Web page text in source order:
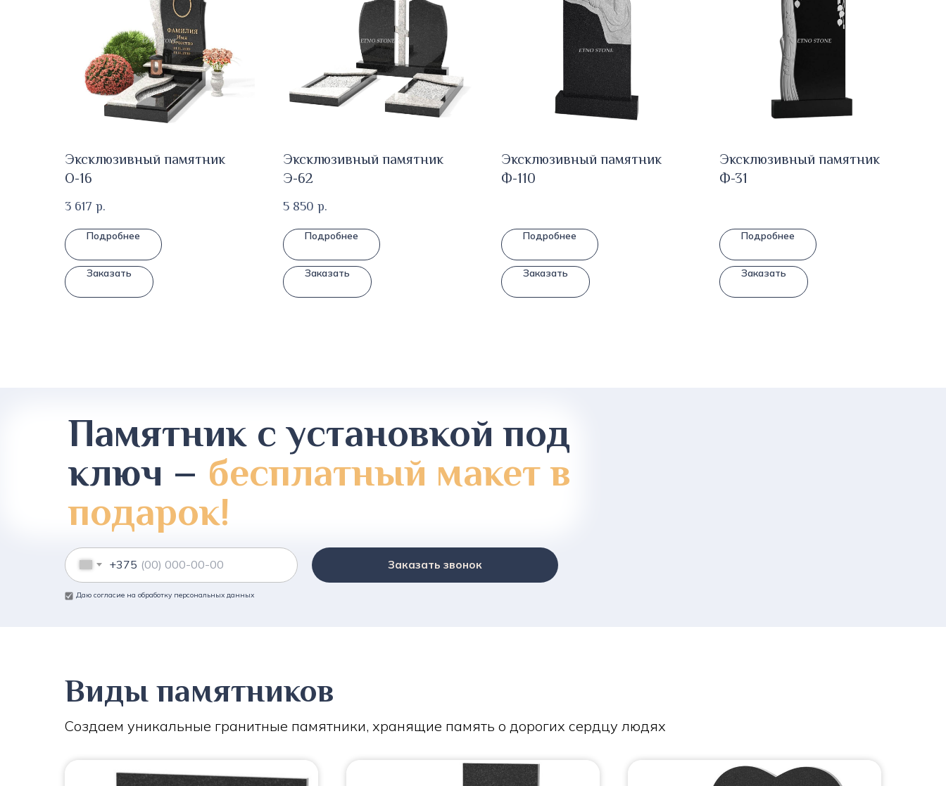
Эксклюзивный памятник
О-16
3 617 р.
Подробнее
Заказать
Эксклюзивный памятник
Э-62
5 850 р.
Подробнее
Заказать
Эксклюзивный памятник
Ф-110
Подробнее
Заказать
Эксклюзивный памятник
Ф-31
Подробнее
Заказать
Памятник с установкой под
ключ – бесплатный макет в
подарок!
+375 Заказать звонок
Даю согласие на обработку персональных данных
Виды памятников
Создаем уникальные гранитные памятники, хранящие память о дорогих сердцу людях